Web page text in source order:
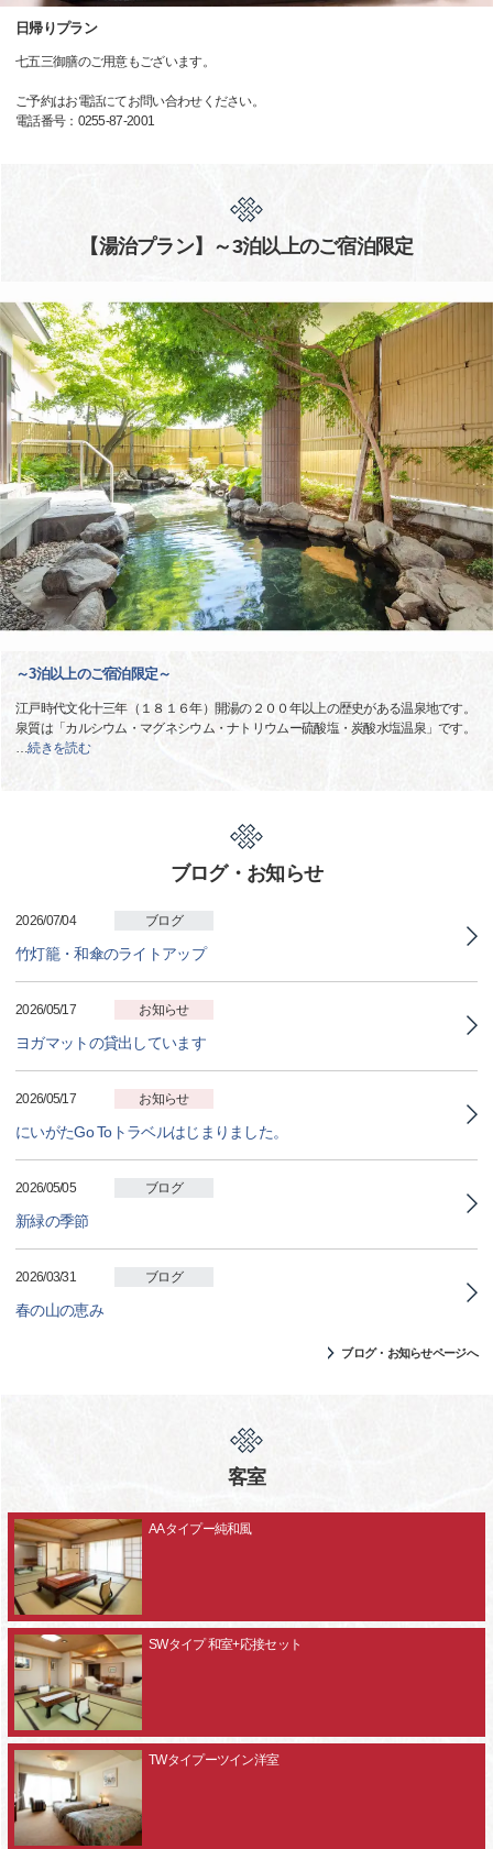
日帰りプラン
七五三御膳のご用意もございます。
ご予約はお電話にてお問い合わせください。
電話番号：0255-87-2001
【湯治プラン】～3泊以上のご宿泊限定
～3泊以上のご宿泊限定～
江戸時代文化十三年（１８１６年）開湯の２００年以上の歴史がある温泉地です。
泉質は「カルシウム・マグネシウム・ナトリウムー硫酸塩・炭酸水塩温泉」です。
…続きを読む
ブログ・お知らせ
2026/07/04 ブログ
竹灯籠・和傘のライトアップ
2026/05/17 お知らせ
ヨガマットの貸出しています
2026/05/17 お知らせ
にいがたGo Toトラベルはじまりました。
2026/05/05 ブログ
新緑の季節
2026/03/31 ブログ
春の山の恵み
ブログ・お知らせページへ
客室
AAタイプー純和風
SWタイプ 和室+応接セット
TWタイプーツイン洋室